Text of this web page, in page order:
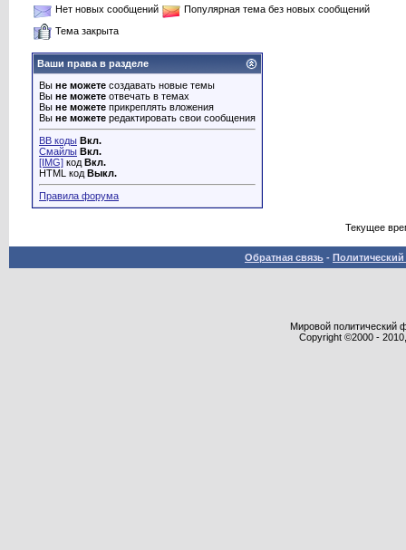
Нет новых сообщений
Популярная тема без новых сообщений
Тема закрыта
Ваши права в разделе
Вы не можете создавать новые темы
Вы не можете отвечать в темах
Вы не можете прикреплять вложения
Вы не можете редактировать свои сообщения
BB коды Вкл.
Смайлы Вкл.
[IMG] код Вкл.
HTML код Выкл.
Правила форума
Текущее
Обратная связь -
Мировой политический
Copyright ©2000 -